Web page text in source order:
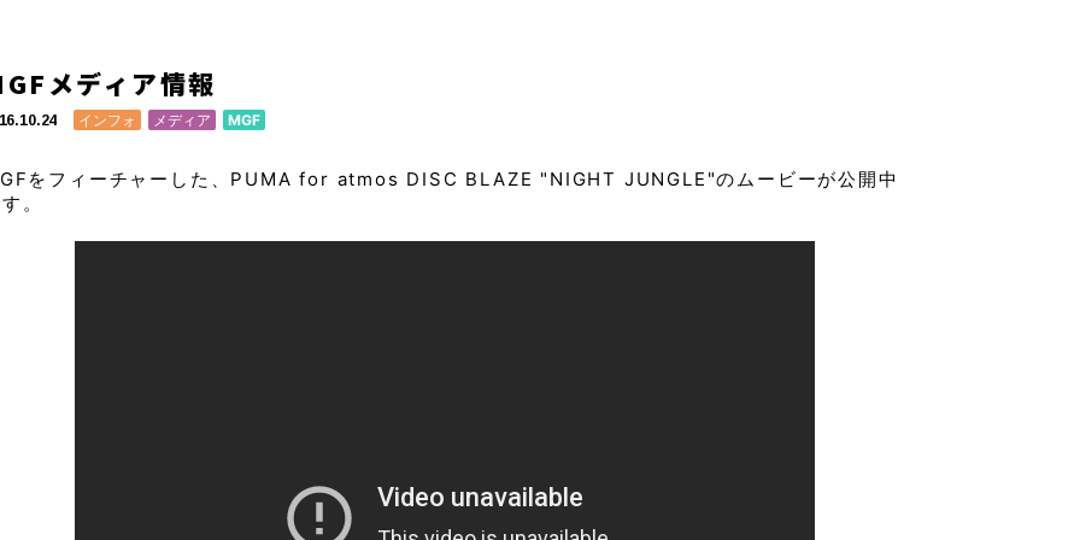
メディア情報
インフォ メディア MGF
をフィーチャーした、PUMA for atmos DISC BLAZE "NIGHT JUNGLE"のムービーが公開中
。